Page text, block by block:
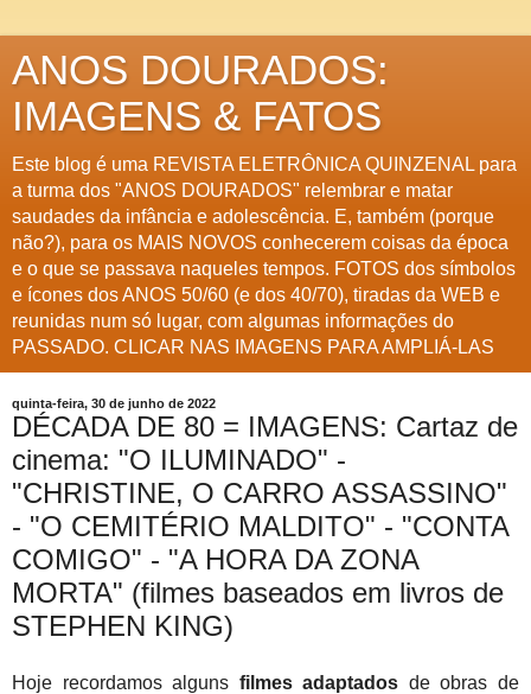
ANOS DOURADOS:
IMAGENS & FATOS
Este blog é uma REVISTA ELETRÔNICA QUINZENAL para
a turma dos "ANOS DOURADOS" relembrar e matar
saudades da infância e adolescência. E, também (porque
não?), para os MAIS NOVOS conhecerem coisas da época
e o que se passava naqueles tempos. FOTOS dos símbolos
e ícones dos ANOS 50/60 (e dos 40/70), tiradas da WEB e
reunidas num só lugar, com algumas informações do
PASSADO. CLICAR NAS IMAGENS PARA AMPLIÁ-LAS
quinta-feira, 30 de junho de 2022
DÉCADA DE 80 = IMAGENS: Cartaz de
cinema: "O ILUMINADO" -
"CHRISTINE, O CARRO ASSASSINO"
- "O CEMITÉRIO MALDITO" - "CONTA
COMIGO" - "A HORA DA ZONA
MORTA" (filmes baseados em livros de
STEPHEN KING)
Hoje recordamos alguns filmes adaptados de obras de